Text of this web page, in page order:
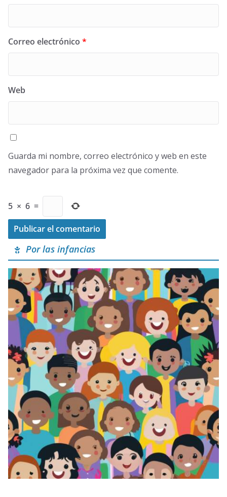
Correo electrónico *
Web
Guarda mi nombre, correo electrónico y web en este
navegador para la próxima vez que comente.
5 × 6 =
Por las infancias